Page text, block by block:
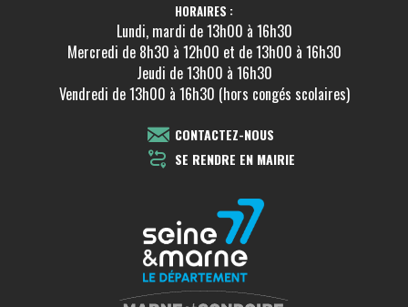
HORAIRES :
Lundi, mardi de 13h00 à 16h30
Mercredi de 8h30 à 12h00 et de 13h00 à 16h30
Jeudi de 13h00 à 16h30
Vendredi de 13h00 à 16h30 (hors congés scolaires)
CONTACTEZ-NOUS
SE RENDRE EN MAIRIE